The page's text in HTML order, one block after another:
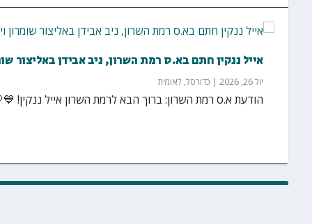
אייל ננקין חתם בא.ס רמת השרון, ניב אבידן באליצור
יול 26, 2026 | כדורסל, לאומית
הודעת א.ס רמת השרון: ברוך הבא לרמת השרון אייל ננקין! 💙🤍💙 אייל (26, 2.00) חתם